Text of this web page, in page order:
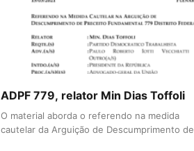
ADPF 779, relator Min Dias Toffoli
O material aborda o referendo na medida
cautelar da Arguição de Descumprimento de